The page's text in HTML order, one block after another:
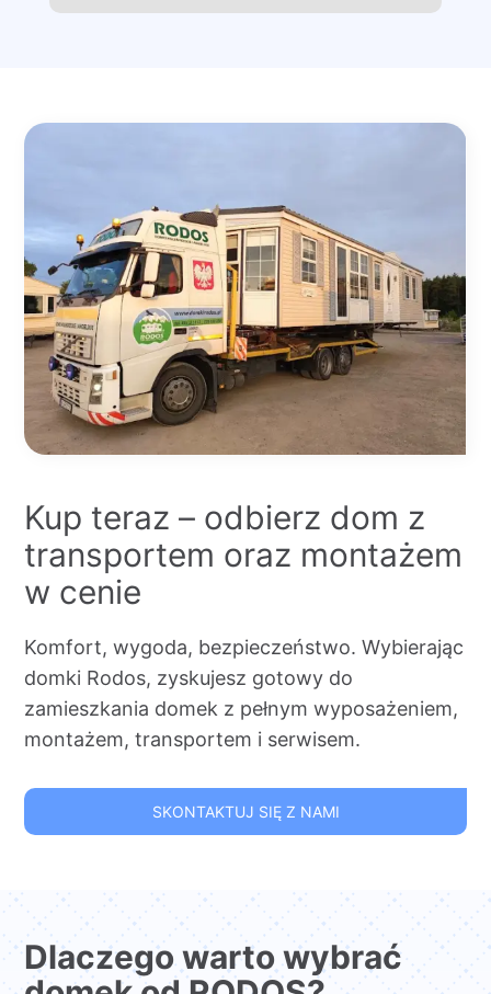
Kup teraz – odbierz dom z
transportem oraz montażem
w cenie
Komfort, wygoda, bezpieczeństwo. Wybierając
domki Rodos, zyskujesz gotowy do
zamieszkania domek z pełnym wyposażeniem,
montażem, transportem i serwisem.
SKONTAKTUJ SIĘ Z NAMI
Dlaczego warto wybrać